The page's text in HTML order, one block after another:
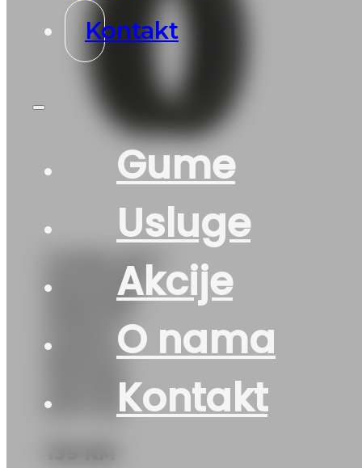
Kontakt
Gume
Usluge
Akcije
O nama
Kontakt
GUMA Z/LT
MILEVER
MW147
115/113R
DOT:25